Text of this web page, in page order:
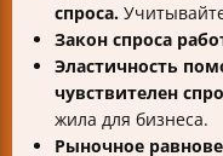
спроса.
Закон спроса
Эластичность
чувствителен
жила для бизнеса.
Рыночное